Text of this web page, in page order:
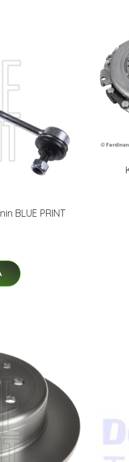
BLUE PRINT